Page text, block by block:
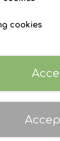
cookies